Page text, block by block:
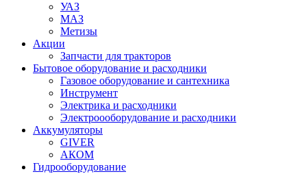
УАЗ
МАЗ
Метизы
Акции
Запчасти для тракторов
Бытовое оборудование и расходники
Газовое оборудование и сантехника
Инструмент
Электрика и расходники
Электроооборудование и расходники
Аккумуляторы
GIVER
АКОМ
Гидрооборудование